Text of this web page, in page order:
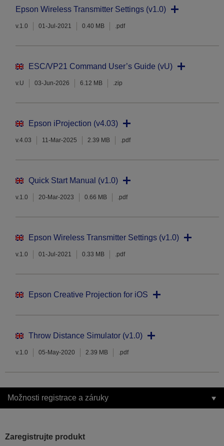
Epson Wireless Transmitter Settings (v1.0)
v.1.0 01-Jul-2021 0.40 MB .pdf
ESC/VP21 Command User’s Guide (vU)
v.U 03-Jun-2026 6.12 MB .zip
Epson iProjection (v4.03)
v.4.03 11-Mar-2025 2.39 MB .pdf
Quick Start Manual (v1.0)
v.1.0 20-Mar-2023 0.66 MB .pdf
Epson Wireless Transmitter Settings (v1.0)
v.1.0 01-Jul-2021 0.33 MB .pdf
Epson Creative Projection for iOS
Throw Distance Simulator (v1.0)
v.1.0 05-May-2020 2.39 MB .pdf
Možnosti registrace a záruky
Zaregistrujte produkt